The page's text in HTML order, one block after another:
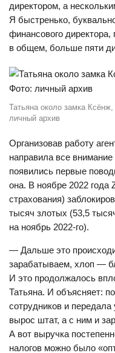
директором, а
Я быстренько,
финансового
в общем, больше пяти
Татьяна около замка
личный архив
Организовав работу
направила все
появились первые
она. В ноябре 2022 года
страхования)
тысяч злотых (53,5
на ноябрь 2022-го).
— Дальше это
зарабатываем, хлоп —
И это продолжалось
Татьяна. И объясняет:
сотрудников и
вырос штат, а с ним и
А вот выручка
налогов можно было